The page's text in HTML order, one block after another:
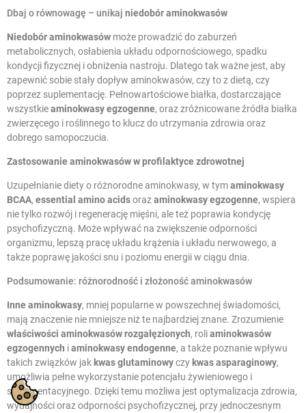
Dbaj o równowagę – unikaj niedobór aminokwasów
Niedobór aminokwasów może prowadzić do zaburzeń
metabolicznych, osłabienia układu odpornościowego, spadku
kondycji fizycznej i obniżenia nastroju. Dlatego tak ważne jest, aby
zapewnić sobie stały dopływ aminokwasów, czy to z dietą, czy
poprzez suplementację. Pełnowartościowe białka, dostarczające
wszystkieaminokwasy egzogenne, oraz zróżnicowane źródła białka
zwierzęcego i roślinnego to klucz do utrzymania zdrowia oraz
dobrego samopoczucia.
Zastosowanie aminokwasów w profilaktyce zdrowotnej
Uzupełnianie diety o różnorodne aminokwasy, w tymaminokwasy
BCAA, essential amino acidsorazaminokwasy egzogenne, wspiera
nie tylko rozwój i regenerację mięśni, ale też poprawia kondycję
psychofizyczną. Może wpływać na zwiększenie odporności
organizmu, lepszą pracę układu krążenia i układu nerwowego, a
także poprawę jakości snu i poziomu energii w ciągu dnia.
Podsumowanie: różnorodność i złożoność aminokwasów
Inne aminokwasy, mniej popularne w powszechnej świadomości,
mają znaczenie nie mniejsze niż te najbardziej znane. Zrozumienie
właściwości aminokwasów rozgałęzionych, roliaminokwasów
egzogennych iaminokwasy endogenne, a także poznanie wpływu
takich związków jak kwas glutaminowyczy kwas asparaginowy,
umożliwia pełne wykorzystanie potencjału żywieniowego i
suplementacyjnego. Dzięki temu możliwa jest optymalizacja zdrowia,
wydajności oraz odporności psychofizycznej, przy jednoczesnym